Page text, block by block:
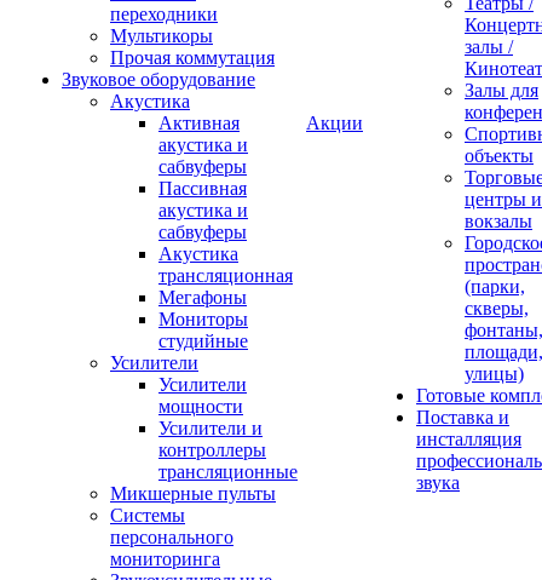
переходники
Мультикоры
Прочая коммутация
Звуковое оборудование
Акустика
Активная
акустика и
сабвуферы
Пассивная
акустика и
сабвуферы
Акустика
трансляционная
Мегафоны
Мониторы
студийные
Усилители
Усилители
мощности
Усилители и
контроллеры
трансляционные
Микшерные пульты
Системы
персонального
мониторинга
Акции
залы /
Залы для
объекты
центры и
вокзалы
(парки,
скверы,
фонтаны,
площади,
улицы)
Готовые
Поставка и
инсталляция
звука